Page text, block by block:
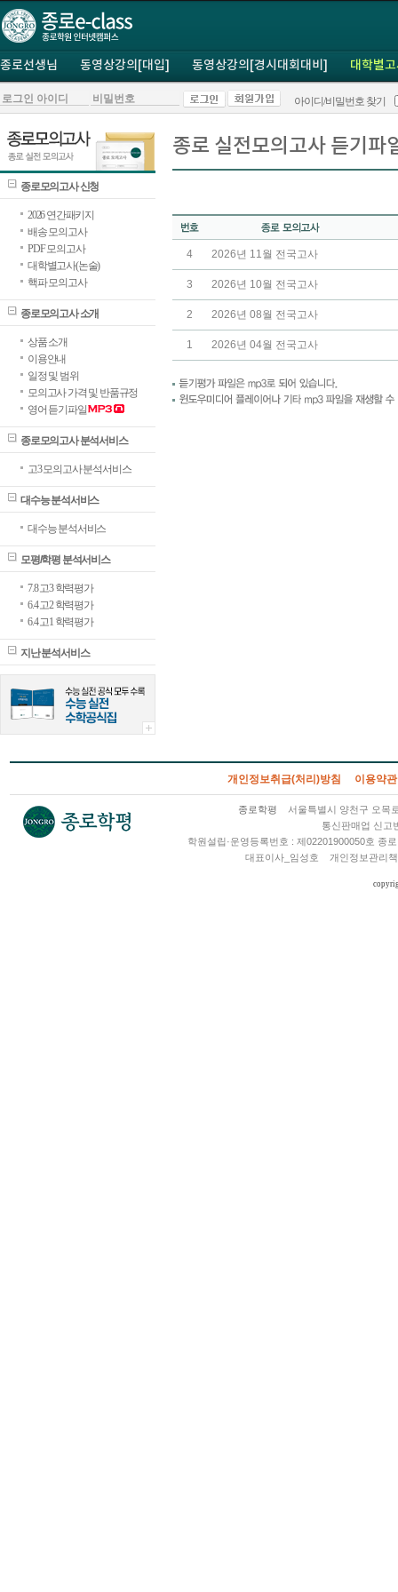
종로선생님 동영상강의[대입] 동영상강의[경시대회대비] 대학별
아이디/비밀번호 찾기
종로모의고사 신청
2026 연간패키지
배송 모의고사
PDF 모의고사
대학별고사(논술)
핵파 모의고사
종로모의고사 소개
상품 소개
이용안내
일정 및 범위
모의고사 가격 및 반품규정
영어 듣기파일
종로모의고사 분석서비스
고3 모의고사 분석서비스
대수능 분석서비스
대수능 분석서비스
모평/학평 분석서비스
7.8 고3 학력평가
6.4 고2 학력평가
6.4 고1 학력평가
지난 분석서비스
종로 실전모의고사 듣기파
4 2026년 11월 전국고사
3 2026년 10월 전국고사
2 2026년 08월 전국고사
1 2026년 04월 전국고사
개인정보취급(처리)방침 이용약관
종로학평
서울특별시 양천구 오목
통신판매업 신고
학원설립·운영등록번호 : 제02201900050호 종
대표이사_임성호
개인정보관리